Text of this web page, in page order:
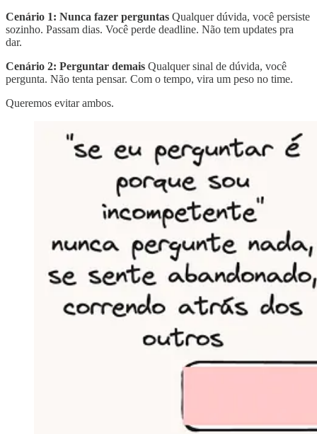
Cenário 1: Nunca fazer perguntas Qualquer dúvida, você persiste
sozinho. Passam dias. Você perde deadline. Não tem updates pra
dar.
Cenário 2: Perguntar demais Qualquer sinal de dúvida, você
pergunta. Não tenta pensar. Com o tempo, vira um peso no time.
Queremos evitar ambos.